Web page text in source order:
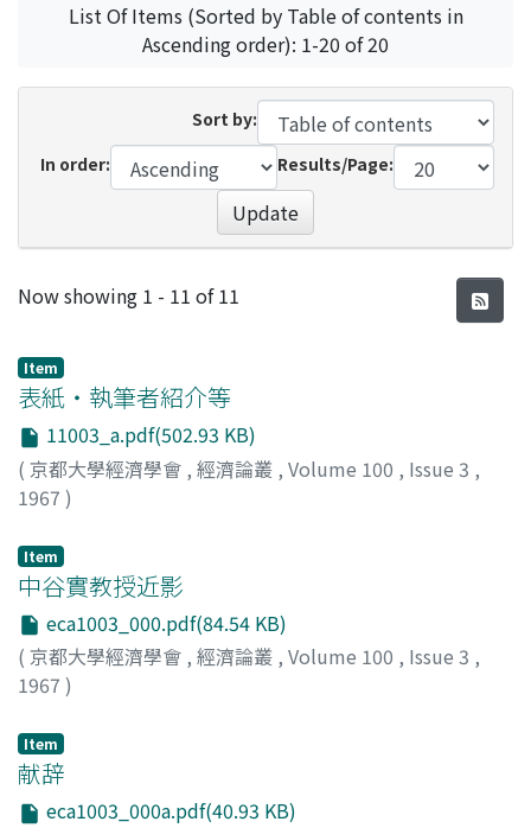
List Of Items (Sorted by Table of contents in
Ascending order): 1-20 of 20
Sort by:
In order:
Results/Page:
Update
Recent Submissions
Now showing 1 - 11 of 11
Item
表紙・執筆者紹介等
11003_a.pdf(502.93 KB)
( 京都大學經濟學會 , 經濟論叢 , Volume 100 , Issue 3 ,
1967 )
Item
中谷實教授近影
eca1003_000.pdf(84.54 KB)
( 京都大學經濟學會 , 經濟論叢 , Volume 100 , Issue 3 ,
1967 )
Item
献辞
eca1003_000a.pdf(40.93 KB)